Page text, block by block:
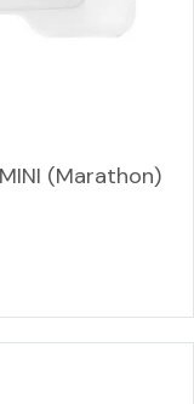
(Marathon)